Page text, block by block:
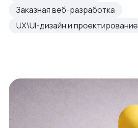
Заказная веб-разработка
UX\UI-дизайн и проектирование